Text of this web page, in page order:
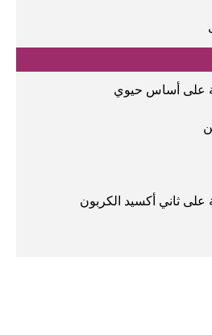
على أساس حيوي
على ثاني أكسيد الكربون